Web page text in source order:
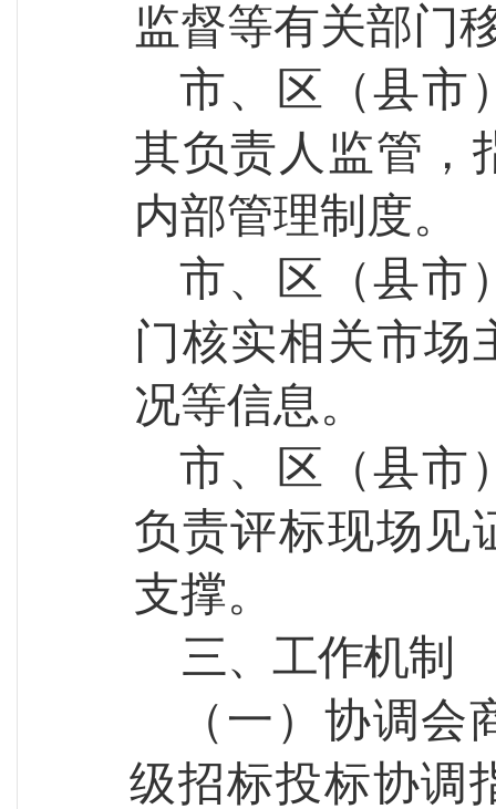
监督等有关部门
市、 区 （县市
其负责人监管，
内部管理制度。
市、 区 （县市
门核实相关市场
况等信息。
市、 区 （县市
负责评标现场见
支撑。
三、 工作机制
（一）协调会
级招标投标协调